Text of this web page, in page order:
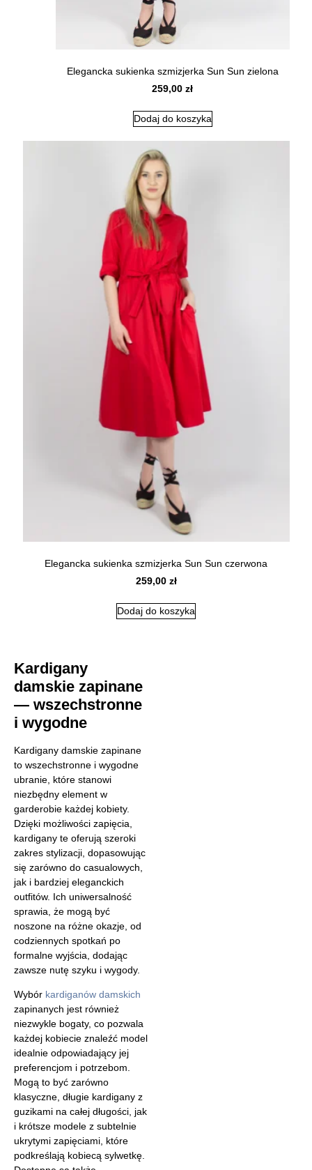
Elegancka sukienka szmizjerka Sun Sun zielona
259,00 zł
Dodaj do koszyka
Elegancka sukienka szmizjerka Sun Sun czerwona
259,00 zł
Dodaj do koszyka
Kardigany
damskie zapinane
— wszechstronne
i wygodne
Kardigany damskie zapinane
to wszechstronne i wygodne
ubranie, które stanowi
niezbędny element w
garderobie każdej kobiety.
Dzięki możliwości zapięcia,
kardigany te oferują szeroki
zakres stylizacji, dopasowując
się zarówno do casualowych,
jak i bardziej eleganckich
outfitów. Ich uniwersalność
sprawia, że mogą być
noszone na różne okazje, od
codziennych spotkań po
formalne wyjścia, dodając
zawsze nutę szyku i wygody.
Wybór kardiganów damskich
zapinanych jest również
niezwykle bogaty, co pozwala
każdej kobiecie znaleźć model
idealnie odpowiadający jej
preferencjom i potrzebom.
Mogą to być zarówno
klasyczne, długie kardigany z
guzikami na całej długości, jak
i krótsze modele z subtelnie
ukrytymi zapięciami, które
podkreślają kobiecą sylwetkę.